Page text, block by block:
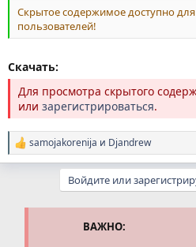
Скрытое содержимое доступно
пользователей!
Скачать:
Для просмотра скрытого
или зарегистрироваться.
Р
е
samojakorenija и Djandrew
Войдите или
ВАЖНО: